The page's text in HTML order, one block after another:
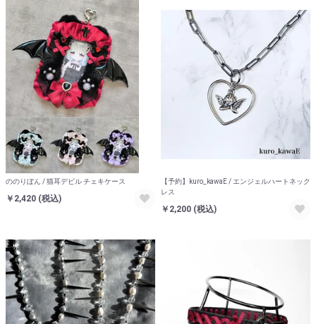
ののりぼん / 猫耳デビル チェキケース
￥2,420 (税込)
【予約】kuro_kawaE / エンジェルハートネック
レス
￥2,200 (税込)